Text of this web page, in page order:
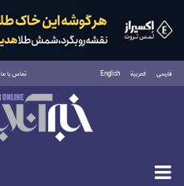
فارسی العربية English تماس با ما
جمعه ۱۶ مرداد ۱۴۰۵